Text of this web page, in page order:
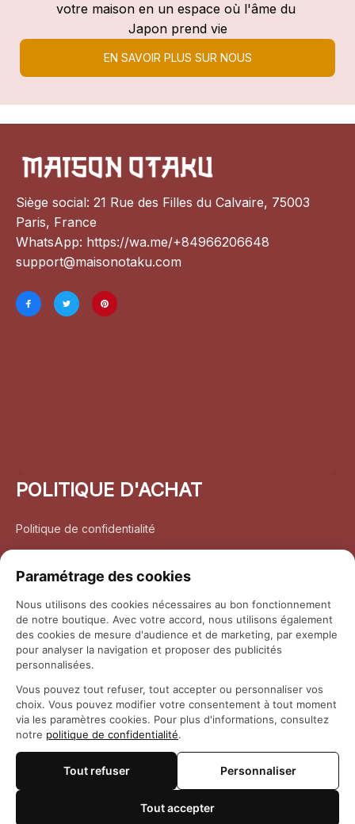
votre maison en un espace où l'âme du
Japon prend vie
EN SAVOIR PLUS SUR NOUS
Siège social: 21 Rue des Filles du Calvaire, 75003
Paris, France
WhatsApp: https://wa.me/+84966206648
support@maisonotaku.com
POLITIQUE D'ACHAT
Politique de confidentialité
Politique de retour et remboursement
Coordonnées
Questions fréquemment posées
© 2026 Maison Otaku
Paramétrage des cookies
Nous utilisons des cookies nécessaires au bon fonctionnement
de notre boutique. Avec votre accord, nous utilisons également
des cookies de mesure d'audience et de marketing, par exemple
pour analyser la navigation et proposer des publicités
personnalisées.
Vous pouvez tout refuser, tout accepter ou personnaliser vos
choix. Vous pouvez modifier votre consentement à tout moment
via les paramètres cookies. Pour plus d'informations, consultez
notre politique de confidentialité.
Tout refuser Personnaliser
Tout accepter